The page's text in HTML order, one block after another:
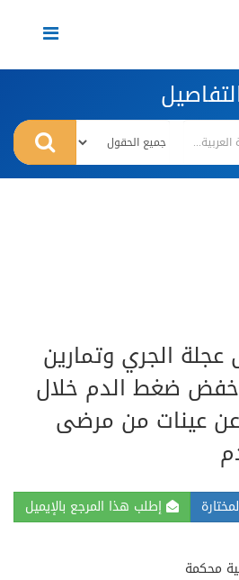
Toggle
navigation
عجلة الجري وتمارين
خفض ضغط الدم خلال
عينات من مرضى
إطلب هذا المرجع بالإيميل
محكمة